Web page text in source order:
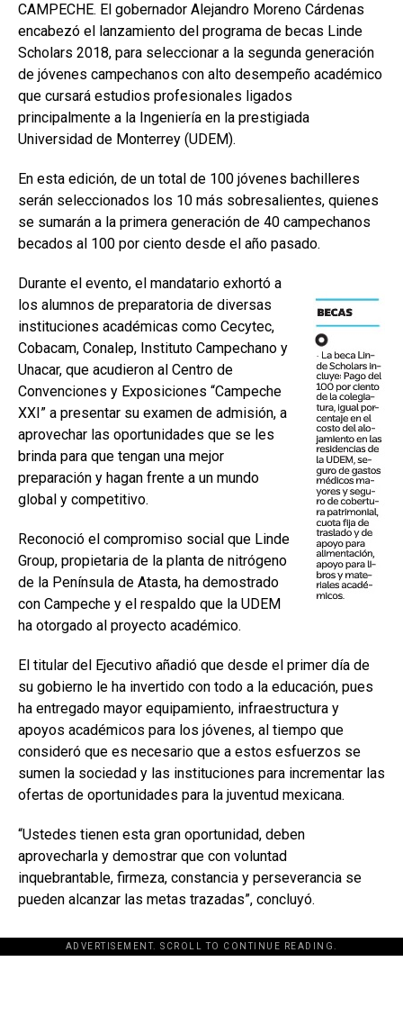
CAMPECHE. El gobernador Alejandro Moreno Cárdenas
encabezó el lanzamiento del programa de becas Linde
Scholars 2018, para seleccionar a la segunda generación
de jóvenes campechanos con alto desempeño académico
que cursará estudios profesionales ligados
principalmente a la Ingeniería en la prestigiada
Universidad de Monterrey (UDEM).
En esta edición, de un total de 100 jóvenes bachilleres
serán seleccionados los 10 más sobresalientes, quienes
se sumarán a la primera generación de 40 campechanos
becados al 100 por ciento desde el año pasado.
Durante el evento, el mandatario exhortó a
los alumnos de preparatoria de diversas
instituciones académicas como Cecytec,
Cobacam, Conalep, Instituto Campechano y
Unacar, que acudieron al Centro de
Convenciones y Exposiciones “Campeche
XXI” a presentar su examen de admisión, a
aprovechar las oportunidades que se les
brinda para que tengan una mejor
preparación y hagan frente a un mundo
global y competitivo.
Reconoció el compromiso social que Linde
Group, propietaria de la planta de nitrógeno
de la Península de Atasta, ha demostrado
con Campeche y el respaldo que la UDEM
ha otorgado al proyecto académico.
El titular del Ejecutivo añadió que desde el primer día de
su gobierno le ha invertido con todo a la educación, pues
ha entregado mayor equipamiento, infraestructura y
apoyos académicos para los jóvenes, al tiempo que
consideró que es necesario que a estos esfuerzos se
sumen la sociedad y las instituciones para incrementar las
ofertas de oportunidades para la juventud mexicana.
“Ustedes tienen esta gran oportunidad, deben
aprovecharla y demostrar que con voluntad
inquebrantable, firmeza, constancia y perseverancia se
pueden alcanzar las metas trazadas”, concluyó.
ADVERTISEMENT. SCROLL TO CONTINUE READING.